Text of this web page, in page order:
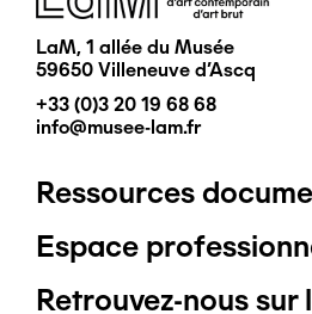
LaM, 1 allée du Musée
59650 Villeneuve d'Ascq
+33 (0)3 20 19 68 68
info@musee-lam.fr
Pied
de
Ressources
Espace
Retrouvez-nous sur